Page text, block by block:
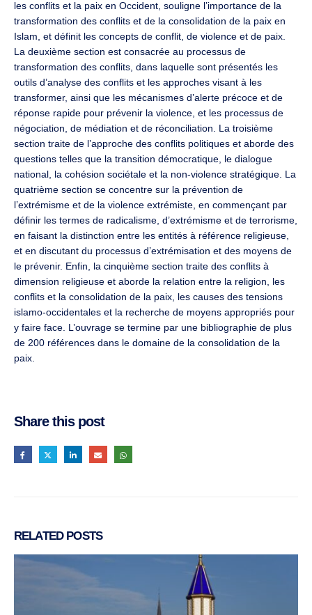
les conflits et la paix en Occident, souligne l’importance de la
transformation des conflits et de la consolidation de la paix en
Islam, et définit les concepts de conflit, de violence et de paix.
La deuxième section est consacrée au processus de
transformation des conflits, dans laquelle sont présentés les
outils d’analyse des conflits et les approches visant à les
transformer, ainsi que les mécanismes d’alerte précoce et de
réponse rapide pour prévenir la violence, et les processus de
négociation, de médiation et de réconciliation. La troisième
section traite de l’approche des conflits politiques et aborde des
questions telles que la transition démocratique, le dialogue
national, la cohésion sociétale et la non-violence stratégique. La
quatrième section se concentre sur la prévention de
l’extrémisme et de la violence extrémiste, en commençant par
définir les termes de radicalisme, d’extrémisme et de terrorisme,
en faisant la distinction entre les entités à référence religieuse,
et en discutant du processus d’extrémisation et des moyens de
le prévenir. Enfin, la cinquième section traite des conflits à
dimension religieuse et aborde la relation entre la religion, les
conflits et la consolidation de la paix, les causes des tensions
islamo-occidentales et la recherche de moyens appropriés pour
y faire face. L’ouvrage se termine par une bibliographie de plus
de 200 références dans le domaine de la consolidation de la
paix.
Share this post
RELATED POSTS